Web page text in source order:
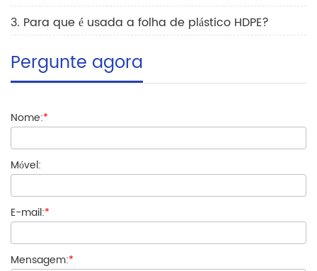
3. Para que é usada a folha de plástico HDPE?
Pergunte agora
Nome:*
Móvel:
E-mail:*
Mensagem:*